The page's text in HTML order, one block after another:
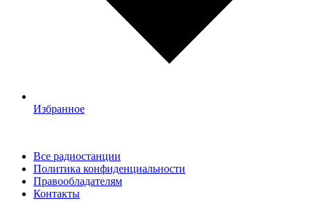
Избранное
Все радиостанции
Политика конфиденциальности
Правообладателям
Контакты